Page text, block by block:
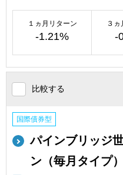
１ヵ月リターン
-1.21%
３
-
比較する
国際債券型
パインブリッジ
ン（毎月タイプ